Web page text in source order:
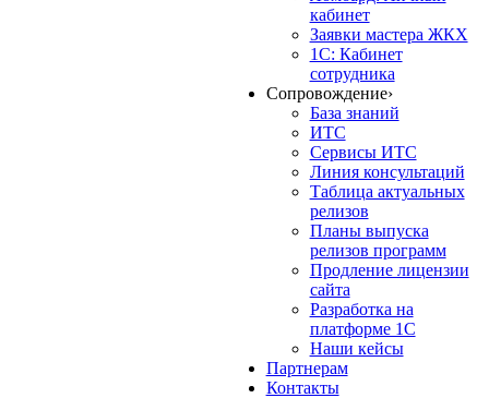
кабинет
Заявки мастера ЖКХ
1С: Кабинет
сотрудника
Сопровождение›
База знаний
ИТС
Сервисы ИТС
Линия консультаций
Таблица актуальных
релизов
Планы выпуска
релизов программ
Продление лицензии
сайта
Разработка на
платформе 1С
Наши кейсы
Партнерам
Контакты